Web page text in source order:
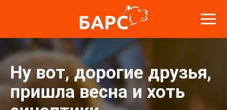
Ну вот, дорогие друзья,
пришла весна и хоть